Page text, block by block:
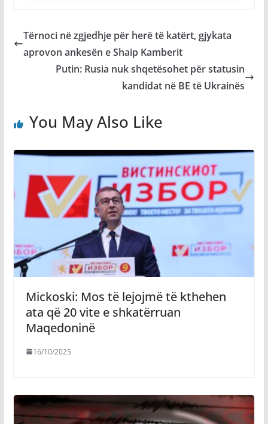
Tërnoci në zgjedhje për herë të katërt, gjykata
aprovon ankesën e Shaip Kamberit
Putin: Rusia nuk shqetësohet për statusin
kandidat në BE të Ukrainës
You May Also Like
Mickoski: Mos të lejojmë të kthehen
ata që 20 vite e shkatërruan
Maqedoninë
16/10/2025